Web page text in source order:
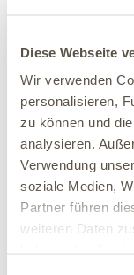
Diese Webseite
Wir verwenden
personalisieren,
zu können und
analysieren.
Verwendung
soziale Medien,
Partner führen
weiteren Daten
Akzeptanz ist
Gekauft auf
sehr guter